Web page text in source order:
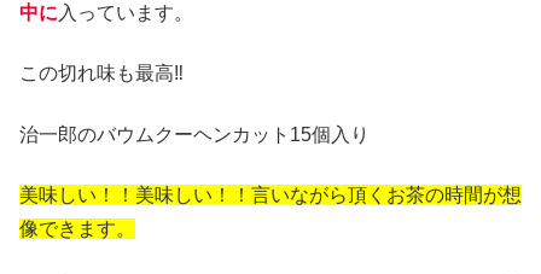
中に 入っています。
この切れ味も最高‼︎
治一郎のバウムクーヘンカット15個入り
美味しい！！美味しい！！言いながら頂くお茶の時間が想
像できます。